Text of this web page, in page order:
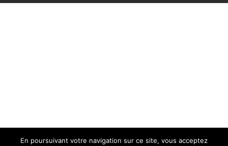
En poursuivant votre navigation sur ce site, vous acceptez